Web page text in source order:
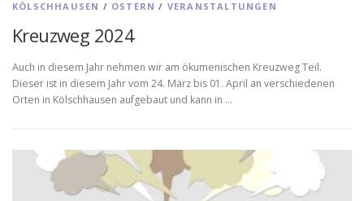
KÖLSCHHAUSEN / OSTERN / VERANSTALTUNGEN
Kreuzweg 2024
Auch in diesem Jahr nehmen wir am ökumenischen Kreuzweg Teil.
Dieser ist in diesem Jahr vom 24. März bis 01. April an verschiedenen
Orten in Kölschhausen aufgebaut und kann in …